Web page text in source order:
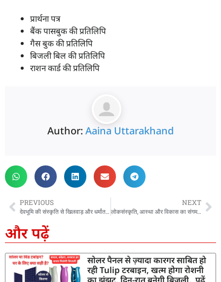
प्रार्थना पत्र
बैंक पासबुक की प्रतिलिपि
गैस बुक की प्रतिलिपि
बिजली बिल की प्रतिलिपि
राशन कार्ड की प्रतिलिपि
Author: Aaina Uttarakhand
PREVIOUS
देवभूमि की संस्कृति से खिलवाड़ और धर्मांतरण बर्दाश्त नहीं होगा: सीएम धामी
NEXT
लोकसंस्कृति, आस्था और विकास का संगम बना गोल्ज्यू महोत्सव-2026, मुख्यमंत्री ने किया वर्चुअल समापन
और पढ़ें
सोलर पैनल से ज़्यादा कारगर साबित हो
रही Tulip टरबाइन, खत्म होगा रोशनी